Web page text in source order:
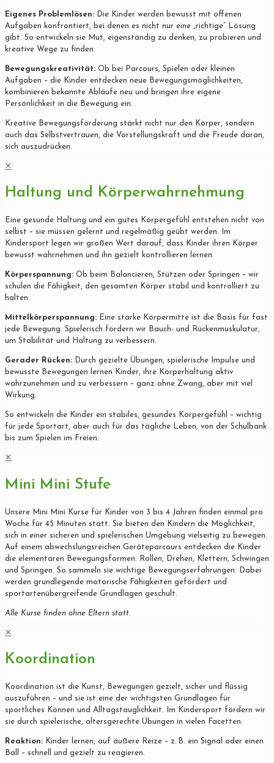
Eigenes Problemlösen: Die Kinder werden bewusst mit offenen
Aufgaben konfrontiert, bei denen es nicht nur eine „richtige“ Lösung
gibt. So entwickeln sie Mut, eigenständig zu denken, zu probieren und
kreative Wege zu finden.
Bewegungskreativität: Ob bei Parcours, Spielen oder kleinen
Aufgaben – die Kinder entdecken neue Bewegungsmöglichkeiten,
kombinieren bekannte Abläufe neu und bringen ihre eigene
Persönlichkeit in die Bewegung ein.
Kreative Bewegungsförderung stärkt nicht nur den Körper, sondern
auch das Selbstvertrauen, die Vorstellungskraft und die Freude daran,
sich auszudrücken.
✕
Haltung und Körperwahrnehmung
Eine gesunde Haltung und ein gutes Körpergefühl entstehen nicht von
selbst – sie müssen gelernt und regelmäßig geübt werden. Im
Kindersport legen wir großen Wert darauf, dass Kinder ihren Körper
bewusst wahrnehmen und ihn gezielt kontrollieren lernen.
Körperspannung: Ob beim Balancieren, Stützen oder Springen – wir
schulen die Fähigkeit, den gesamten Körper stabil und kontrolliert zu
halten.
Mittelkörperspannung: Eine starke Körpermitte ist die Basis für fast
jede Bewegung. Spielerisch fördern wir Bauch- und Rückenmuskulatur,
um Stabilität und Haltung zu verbessern.
Gerader Rücken: Durch gezielte Übungen, spielerische Impulse und
bewusste Bewegungen lernen Kinder, ihre Körperhaltung aktiv
wahrzunehmen und zu verbessern – ganz ohne Zwang, aber mit viel
Wirkung.
So entwickeln die Kinder ein stabiles, gesundes Körpergefühl – wichtig
für jede Sportart, aber auch für das tägliche Leben, von der Schulbank
bis zum Spielen im Freien.
✕
Mini Mini Stufe
Unsere Mini Mini Kurse für Kinder von 3 bis 4 Jahren finden einmal pro
Woche für 45 Minuten statt. Sie bieten den Kindern die Möglichkeit,
sich in einer sicheren und spielerischen Umgebung vielseitig zu bewegen.
Auf einem abwechslungsreichen Geräteparcours entdecken die Kinder
die elementaren Bewegungsformen: Rollen, Drehen, Klettern, Schwingen
und Springen. So sammeln sie wichtige Bewegungserfahrungen. Dabei
werden grundlegende motorische Fähigkeiten gefördert und
sportartenübergreifende Grundlagen geschult.
Alle Kurse finden ohne Eltern statt.
✕
Koordination
Koordination ist die Kunst, Bewegungen gezielt, sicher und flüssig
auszuführen – und sie ist eine der wichtigsten Grundlagen für
sportliches Können und Alltagstauglichkeit. Im Kindersport fördern wir
sie durch spielerische, altersgerechte Übungen in vielen Facetten:
Reaktion: Kinder lernen, auf äußere Reize – z. B. ein Signal oder einen
Ball – schnell und gezielt zu reagieren.